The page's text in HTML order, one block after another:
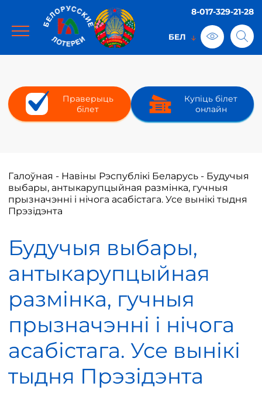
8-017-329-21-28
Праверыць
білет
Купіць білет
онлайн
Галоўная - Навіны Рэспублікі Беларусь - Будучыя
выбары, антыкарупцыйная размінка, гучныя
прызначэнні і нічога асабістага. Усе вынікі тыдня
Прэзідэнта
Будучыя выбары,
антыкарупцыйная
размінка, гучныя
прызначэнні і нічога
асабістага. Усе вынікі
тыдня Прэзідэнта